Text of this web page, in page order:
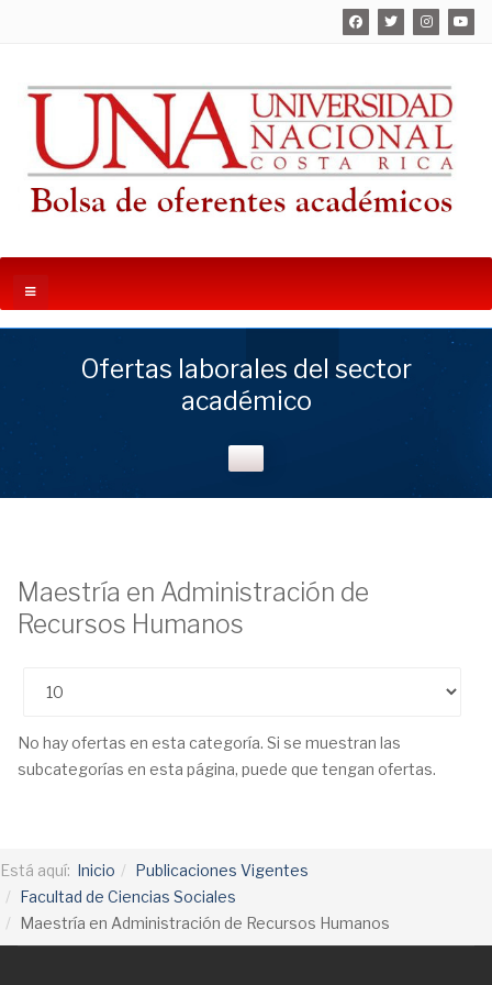
Ofertas laborales del sector
académico
Maestría en Administración de
Recursos Humanos
No hay ofertas en esta categoría. Si se muestran las
subcategorías en esta página, puede que tengan ofertas.
Está aquí: Inicio
Publicaciones Vigentes
Facultad de Ciencias Sociales
Maestría en Administración de Recursos Humanos